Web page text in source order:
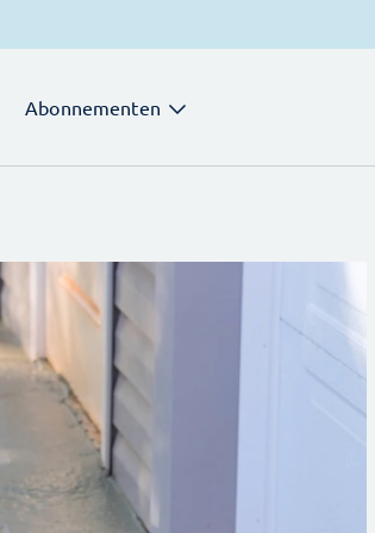
Abonnementen